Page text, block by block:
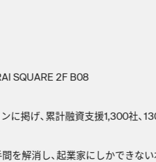
SQUARE 2F B08
ンに掲げ、累計融資支援1,300社、
を解消し、起業家にしかできな